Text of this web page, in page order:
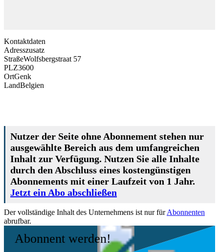
Kontaktdaten
Adresszusatz
StraßeWolfsbergstraat 57
PLZ3600
OrtGenk
LandBelgien
Nutzer der Seite ohne Abonnement stehen nur
ausgewählte Bereich aus dem umfangreichen
Inhalt zur Verfügung. Nutzen Sie alle Inhalte
durch den Abschluss eines kostengünstigen
Abonnements mit einer Laufzeit von 1 Jahr.
Jetzt ein Abo abschließen
Der vollständige Inhalt des Unternehmens ist nur fürAbonnenten
abrufbar.
Abonnent werden!